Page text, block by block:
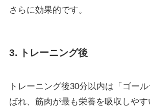
さらに効果的です。
3. トレーニング後
トレーニング後30分以内は「ゴー
ばれ、筋肉が最も栄養を吸収しやす